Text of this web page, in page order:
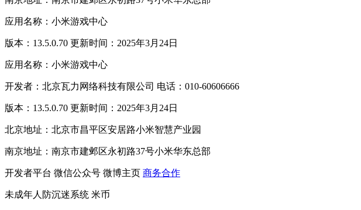
应用名称：小米游戏中心
版本：13.5.0.70 更新时间：2025年3月24日
应用名称：小米游戏中心
开发者：北京瓦力网络科技有限公司 电话：010-60606666
版本：13.5.0.70 更新时间：2025年3月24日
北京地址：北京市昌平区安居路小米智慧产业园
南京地址：南京市建邺区永初路37号小米华东总部
开发者平台 微信公众号 微博主页 商务合作
未成年人防沉迷系统 米币